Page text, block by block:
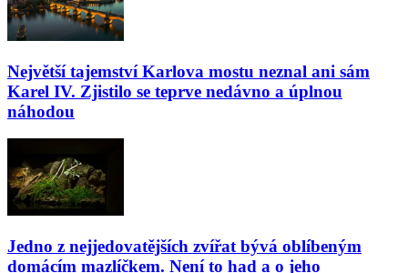
Největší tajemství Karlova mostu neznal ani sám
Karel IV. Zjistilo se teprve nedávno a úplnou
náhodou
Jedno z nejjedovatějších zvířat bývá oblíbeným
domácím mazlíčkem. Není to had a o jeho